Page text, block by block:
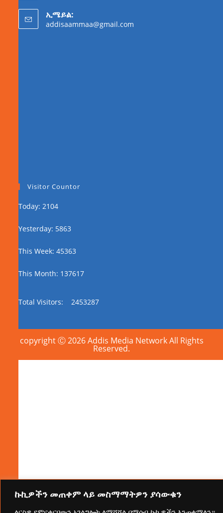
ኩኪዎችን መጠቀም ላይ መስማማትዎን ያሳውቁን
ኢሜይል:
addisaammaa@gmail.com
Visitor Countor
Today: 2104
Yesterday: 5863
This Week: 45363
This Month: 137617
Total Visitors: 2453287
copyright Ⓒ 2026 Addis Media Network All Rights
Reserved.